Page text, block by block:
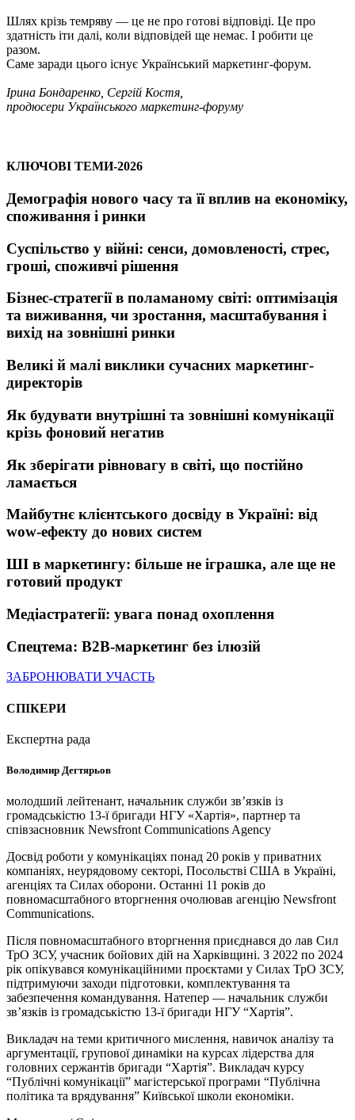
Шлях крізь темряву — це не про готові відповіді. Це про
здатність іти далі, коли відповідей ще немає. І робити це
разом.
Саме заради цього існує Український маркетинг-форум.
Ірина Бондаренко, Сергій Костя,
продюсери Українського маркетинг-форуму
КЛЮЧОВІ ТЕМИ-2026
Демографія нового часу та її вплив на економіку,
споживання і ринки
Суспільство у війні: сенси, домовленості, стрес,
гроші, споживчі рішення
Бізнес-стратегії в поламаному світі: оптимізація
та виживання, чи зростання, масштабування і
вихід на зовнішні ринки
Великі й малі виклики сучасних маркетинг-
директорів
Як будувати внутрішні та зовнішні комунікації
крізь фоновий негатив
Як зберігати рівновагу в світі, що постійно
ламається
Майбутнє клієнтського досвіду в Україні: від
wow-ефекту до нових систем
ШІ в маркетингу: більше не іграшка, але ще не
готовий продукт
Медіастратегії: увага понад охоплення
Спецтема: B2B-маркетинг без ілюзій
ЗАБРОНЮВАТИ УЧАСТЬ
СПІКЕРИ
Експертна рада
Володимир Дегтярьов
молодший лейтенант, начальник служби зв’язків із
громадськістю 13-ї бригади НГУ «Хартія», партнер та
співзасновник Newsfront Communications Agency
Досвід роботи у комунікаціях понад 20 років у приватних
компаніях, неурядовому секторі, Посольстві США в Україні,
агенціях та Силах оборони. Останні 11 років до
повномасштабного вторгнення очолював агенцію Newsfront
Communications.
Після повномасштабного вторгнення приєднався до лав Сил
ТрО ЗСУ, учасник бойових дій на Харківщині. З 2022 по 2024
рік опікувався комунікаційними проєктами у Силах ТрО ЗСУ,
підтримуючи заходи підготовки, комплектування та
забезпечення командування. Натепер — начальник служби
зв’язків із громадськістю 13-ї бригади НГУ “Хартія”.
Викладач на теми критичного мислення, навичок аналізу та
аргументації, групової динаміки на курсах лідерства для
головних сержантів бригади “Хартія”. Викладач курсу
“Публічні комунікації” магістерської програми “Публічна
політика та врядування” Київської школи економіки.